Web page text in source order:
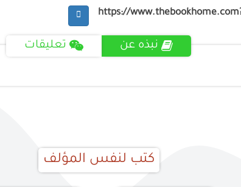
https://
نبذه عن تعليقات
كتب لنفس المؤلف